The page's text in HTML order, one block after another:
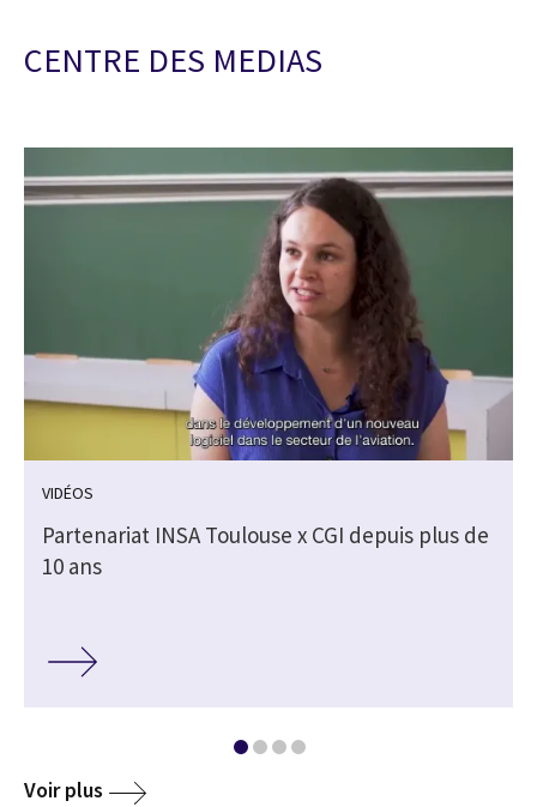
CENTRE DES MEDIAS
VIDÉOS
Partenariat INSA Toulouse x CGI depuis plus de
10 ans
Voir plus